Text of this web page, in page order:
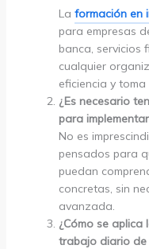
La formación en
para empresas
banca, servicios
cualquier
eficiencia y
¿Es necesario
para
No es
pensados para
puedan
concretas, sin
avanzada.
¿Cómo se
trabajo diario de